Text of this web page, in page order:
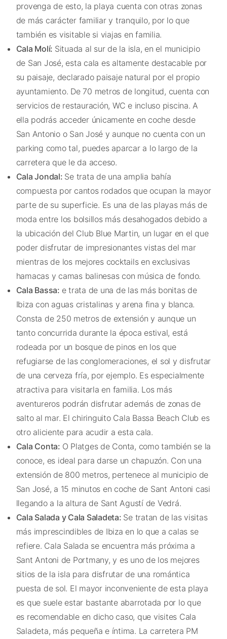
provenga de esto, la playa cuenta con otras zonas
de más carácter familiar y tranquilo, por lo que
también es visitable si viajas en familia.
Cala Molí: Situada al sur de la isla, en el municipio
de San José, esta cala es altamente destacable por
su paisaje, declarado paisaje natural por el propio
ayuntamiento. De 70 metros de longitud, cuenta con
servicios de restauración, WC e incluso piscina. A
ella podrás acceder únicamente en coche desde
San Antonio o San José y aunque no cuenta con un
parking como tal, puedes aparcar a lo largo de la
carretera que le da acceso.
Cala Jondal: Se trata de una amplia bahía
compuesta por cantos rodados que ocupan la mayor
parte de su superficie. Es una de las playas más de
moda entre los bolsillos más desahogados debido a
la ubicación del Club Blue Martin, un lugar en el que
poder disfrutar de impresionantes vistas del mar
mientras de los mejores cocktails en exclusivas
hamacas y camas balinesas con música de fondo.
Cala Bassa: e trata de una de las más bonitas de
Ibiza con aguas cristalinas y arena fina y blanca.
Consta de 250 metros de extensión y aunque un
tanto concurrida durante la época estival, está
rodeada por un bosque de pinos en los que
refugiarse de las conglomeraciones, el sol y disfrutar
de una cerveza fría, por ejemplo. Es especialmente
atractiva para visitarla en familia. Los más
aventureros podrán disfrutar además de zonas de
salto al mar. El chiringuito Cala Bassa Beach Club es
otro aliciente para acudir a esta cala.
Cala Conta: O Platges de Conta, como también se la
conoce, es ideal para darse un chapuzón. Con una
extensión de 800 metros, pertenece al municipio de
San José, a 15 minutos en coche de Sant Antoni casi
llegando a la altura de Sant Agustí de Vedrá.
Cala Salada y Cala Saladeta: Se tratan de las visitas
más imprescindibles de Ibiza en lo que a calas se
refiere. Cala Salada se encuentra más próxima a
Sant Antoni de Portmany, y es uno de los mejores
sitios de la isla para disfrutar de una romántica
puesta de sol. El mayor inconveniente de esta playa
es que suele estar bastante abarrotada por lo que
es recomendable en dicho caso, que visites Cala
Saladeta, más pequeña e íntima. La carretera PM